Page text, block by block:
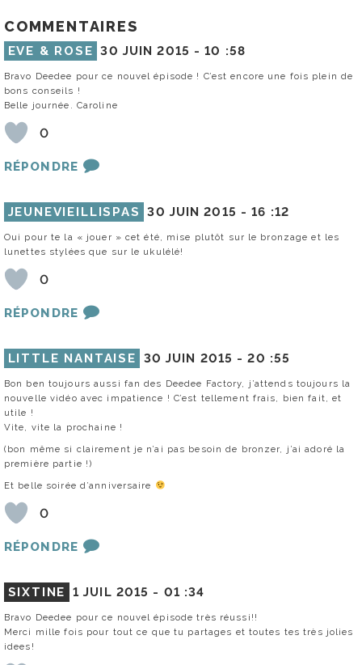
COMMENTAIRES
EVE & ROSE 30 JUIN 2015 -10 :58
Bravo Deedee pour ce nouvel épisode ! C’est encore une fois plein de
bons conseils !
Belle journée. Caroline
0
RÉPONDRE
JEUNEVIEILLISPAS 30 JUIN 2015 -16 :12
Oui pour te la « jouer » cet été, mise plutôt sur le bronzage et les
lunettes stylées que sur le ukulélé!
0
RÉPONDRE
LITTLE NANTAISE 30 JUIN 2015 -20 :55
Bon ben toujours aussi fan des Deedee Factory, j’attends toujours la
nouvelle vidéo avec impatience ! C’est tellement frais, bien fait, et
utile !
Vite, vite la prochaine !
(bon même si clairement je n’ai pas besoin de bronzer, j’ai adoré la
première partie !)
Et belle soirée d’anniversaire
0
RÉPONDRE
SIXTINE 1 JUIL 2015 - 01 :34
Bravo Deedee pour ce nouvel épisode très réussi!!
Merci mille fois pour tout ce que tu partages et toutes tes très jolies
idees!